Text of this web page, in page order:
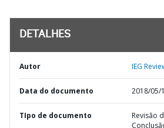
DETALHES
Autor IEG
Data do documento 2018/05/
TIpo de documento
Revisão